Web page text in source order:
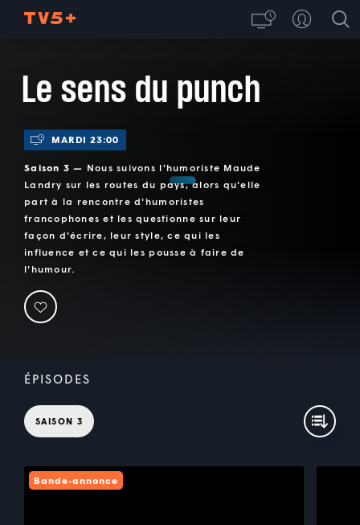
Le sens du punch
MARDI 23:00
Saison 3 — Nous suivons l'humoriste Maude
Landry sur les routes du pays, alors qu'elle
part à la rencontre d'humoristes
francophones et les questionne sur leur
façon d'écrire, leur style, ce qui les
influence et ce qui les pousse à faire de
l'humour.
ÉPISODES
SAISON 3
Bande-annonce